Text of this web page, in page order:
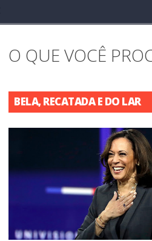
O QUE VOCÊ
BELA, RECATADA E DO LAR